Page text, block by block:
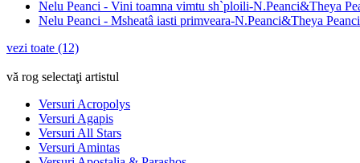
Nelu Peanci - Vini toamna vimtu sh`ploili-N.Peanci&Theya
Nelu Peanci - Msheatâ iasti primveara-N.Peanci&Theya Peanci
vezi toate (12)
vă rog selectaţi artistul
Versuri Acropolys
Versuri Agapis
Versuri All Stars
Versuri Amintas